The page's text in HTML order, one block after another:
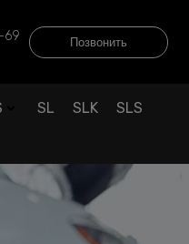
69 Позвонить
SL SLK
SLS